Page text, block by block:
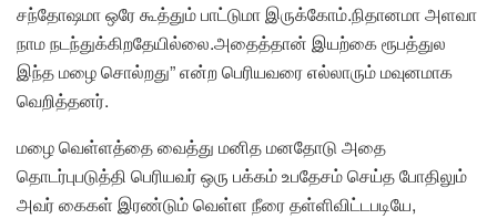
சந்தோஷமா ஒரே கூத்தும் பாட்டுமா இருக்கோம்.நிதானமா அளவா
நாம நடந்துக்கிறதேயில்லை.அதைத்தான் இயற்கை ரூபத்துல
இந்த மழை சொல்றது” என்ற பெரியவரை எல்லாரும் மவுனமாக
வெறித்தனர்.
மழை வெள்ளத்தை வைத்து மனித மனதோடு அதை
தொடர்புபடுத்தி பெரியவர் ஒரு பக்கம் உபதேசம் செய்த போதிலும்
அவர் கைகள் இரண்டும் வெள்ள நீரை தள்ளிவிட்டபடியே,